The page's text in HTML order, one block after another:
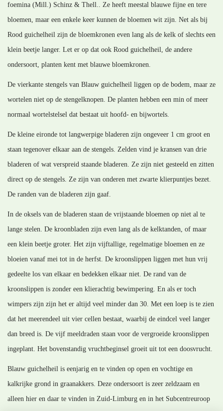
foemina (Mill.) Schinz & Thell.. Ze heeft meestal blauwe fijne en tere
bloemen, maar een enkele keer kunnen de bloemen wit zijn. Net als bij
Rood guichelheil zijn de bloemkronen even lang als de kelk of slechts een
klein beetje langer. Let er op dat ook Rood guichelheil, de andere
ondersoort, planten kent met blauwe bloemkronen.
De vierkante stengels van Blauw guichelheil liggen op de bodem, maar ze
wortelen niet op de stengelknopen. De planten hebben een min of meer
normaal wortelstelsel dat bestaat uit hoofd- en bijwortels.
De kleine eironde tot langwerpige bladeren zijn ongeveer 1 cm groot en
staan tegenover elkaar aan de stengels. Zelden vind je kransen van drie
bladeren of wat verspreid staande bladeren. Ze zijn niet gesteeld en zitten
direct op de stengels. Ze zijn van onderen met zwarte klierpuntjes bezet.
De randen van de bladeren zijn gaaf.
In de oksels van de bladeren staan de vrijstaande bloemen op niet al te
lange stelen. De kroonbladen zijn even lang als de kelktanden, of maar
een klein beetje groter. Het zijn vijftallige, regelmatige bloemen en ze
bloeien vanaf mei tot in de herfst. De kroonslippen liggen met hun vrij
gedeelte los van elkaar en bedekken elkaar niet. De rand van de
kroonslippen is zonder een klierachtig bewimpering. En als er toch
wimpers zijn zijn het er altijd veel minder dan 30. Met een loep is te zien
dat het meerendeel uit vier cellen bestaat, waarbij de eindcel veel langer
dan breed is. De vijf meeldraden staan voor de vergroeide kroonslippen
ingeplant. Het bovenstandig vruchtbeginsel groeit uit tot een doosvrucht.
Blauw guichelheil is eenjarig en te vinden op open en vochtige en
kalkrijke grond in graanakkers. Deze ondersoort is zeer zeldzaam en
alleen hier en daar te vinden in Zuid-Limburg en in het Subcentreuroop